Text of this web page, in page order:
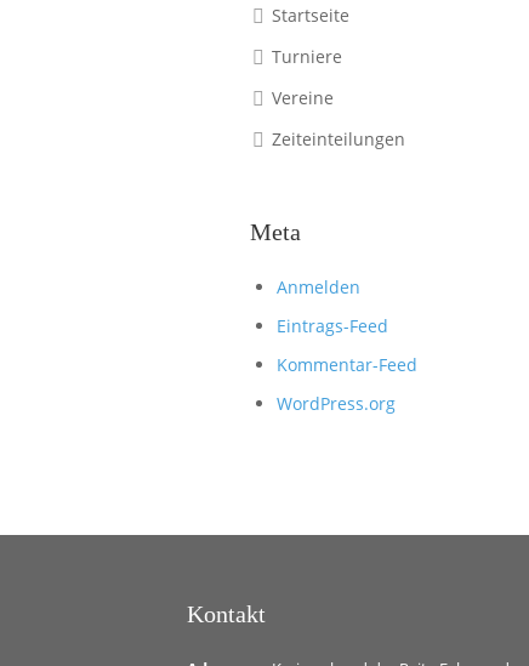
Startseite
Turniere
Vereine
Zeiteinteilungen
Meta
Anmelden
Eintrags-Feed
Kommentar-Feed
WordPress.org
Kontakt